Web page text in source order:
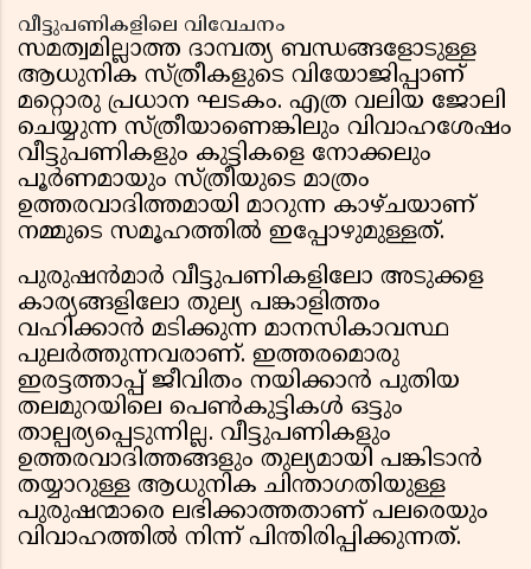
വീട്ടുപണികളിലെ വിവേചനം
സമത്വമില്ലാത്ത ദാമ്പത്യ ബന്ധങ്ങളോടുള്ള
ആധുനിക സ്ത്രീകളുടെ വിയോജിപ്പാണ്
മറ്റൊരു പ്രധാന ഘടകം. എത്ര വലിയ ജോലി
ചെയ്യുന്ന സ്ത്രീയാണെങ്കിലും വിവാഹശേഷം
വീട്ടുപണികളും കുട്ടികളെ നോക്കലും
പൂർണമായും സ്ത്രീയുടെ മാത്രം
ഉത്തരവാദിത്തമായി മാറുന്ന കാഴ്ചയാണ്
നമ്മുടെ സമൂഹത്തിൽ ഇപ്പോഴുമുള്ളത്.
പുരുഷൻമാർ വീട്ടുപണികളിലോ അടുക്കള
കാര്യങ്ങളിലോ തുല്യ പങ്കാളിത്തം
വഹിക്കാൻ മടിക്കുന്ന മാനസികാവസ്ഥ
പുലർത്തുന്നവരാണ്. ഇത്തരമൊരു
ഇരട്ടത്താപ്പ് ജീവിതം നയിക്കാൻ പുതിയ
തലമുറയിലെ പെൺകുട്ടികൾ ഒട്ടും
താല്പര്യപ്പെടുന്നില്ല. വീട്ടുപണികളും
ഉത്തരവാദിത്തങ്ങളും തുല്യമായി പങ്കിടാൻ
തയ്യാറുള്ള ആധുനിക ചിന്താഗതിയുള്ള
പുരുഷന്മാരെ ലഭിക്കാത്തതാണ് പലരെയും
വിവാഹത്തിൽ നിന്ന് പിന്തിരിപ്പിക്കുന്നത്.